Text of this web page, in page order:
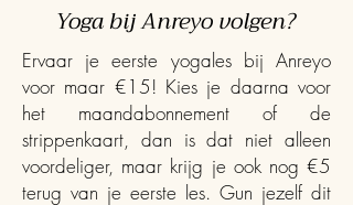
Yoga bij Anreyo volgen?
Ervaar je eerste yogales bij Anreyo
voor maar €15! Kies je daarna voor
het maandabonnement of de
strippenkaart, dan is dat niet alleen
voordeliger, maar krijg je ook nog €5
terug van je eerste les. Gun jezelf dit